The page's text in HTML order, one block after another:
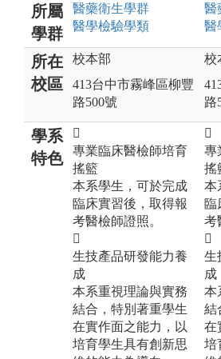
所屬
學群
醫藥衛生學群
醫學檢驗學類
醫
醫
所在
校區
校本部
413台中市霧峰區柳豐
路500號
校
路
學系
特色

專業臨床醫檢師培育
搖籃
本系學生，可於完成
臨床實習後，取得報
考醫檢師證照。

生技產品研發能力養
成
本系重視理論與實務
結合，特別著重學生
在實作面之能力，以
培育學生具有創新思

專
搖
本
臨
考

生
成
本
結
在
培